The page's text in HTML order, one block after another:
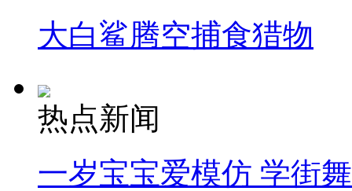
大白鲨腾空捕食猎物
热点新闻
一岁宝宝爱模仿 学街